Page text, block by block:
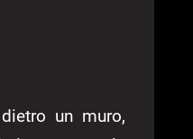
un muro,